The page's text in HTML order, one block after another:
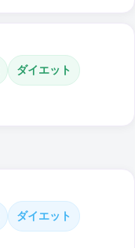
ダイエット
ダイエット